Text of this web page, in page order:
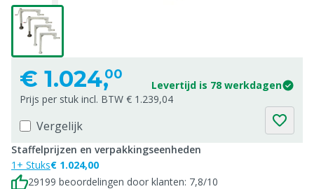
€ 1.024,00
Levertijd is 78 werkdagen
Prijs per stuk incl. BTW € 1.239,04
Vergelijk
Staffelprijzen en verpakkingseenheden
1+ Stuks€ 1.024,00
29199 beoordelingen door klanten: 7,8/10